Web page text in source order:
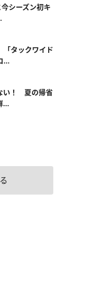
シーズン初キ
タックワイド
...
い！ 夏の帰省
...